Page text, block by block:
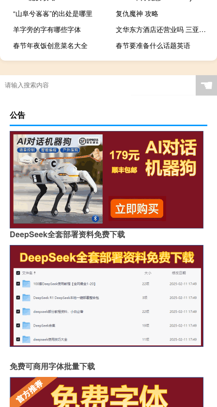
“山阜兮峉峉”的出处是哪里
复仇魔神 攻略
羊字旁的字有哪些字体
文华东方酒店还营业吗 三亚文华东方酒店
春节年夜饭创意菜名大全
春节要准备什么话题英语
☚
公告
DeepSeek全套部署资料免费下载
免费可商用字体批量下载